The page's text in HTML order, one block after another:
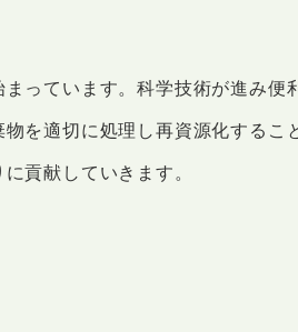
っています。科学技術が進み便
を適切に処理し再資源化するこ
貢献していきます。